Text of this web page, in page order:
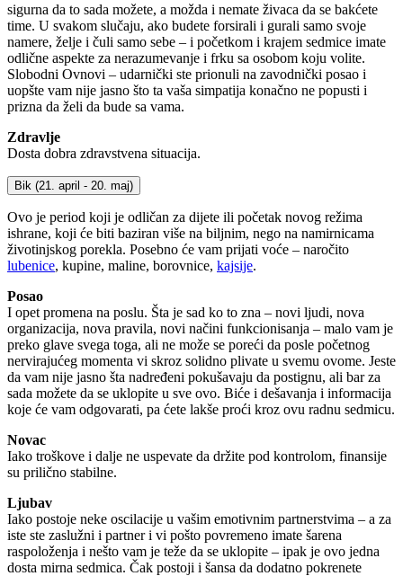
sigurna da to sada možete, a možda i nemate živaca da se bakćete
time. U svakom slučaju, ako budete forsirali i gurali samo svoje
namere, želje i čuli samo sebe – i početkom i krajem sedmice imate
odlične aspekte za nerazumevanje i frku sa osobom koju volite.
Slobodni Ovnovi – udarnički ste prionuli na zavodnički posao i
uopšte vam nije jasno što ta vaša simpatija konačno ne popusti i
prizna da želi da bude sa vama.
Zdravlje
Dosta dobra zdravstvena situacija.
Bik (21. april - 20. maj)
Ovo je period koji je odličan za dijete ili početak novog režima
ishrane, koji će biti baziran više na biljnim, nego na namirnicama
životinjskog porekla. Posebno će vam prijati voće – naročito
lubenice, kupine, maline, borovnice, kajsije.
Posao
I opet promena na poslu. Šta je sad ko to zna – novi ljudi, nova
organizacija, nova pravila, novi načini funkcionisanja – malo vam je
preko glave svega toga, ali ne može se poreći da posle početnog
nervirajućeg momenta vi skroz solidno plivate u svemu ovome. Jeste
da vam nije jasno šta nadređeni pokušavaju da postignu, ali bar za
sada možete da se uklopite u sve ovo. Biće i dešavanja i informacija
koje će vam odgovarati, pa ćete lakše proći kroz ovu radnu sedmicu.
Novac
Iako troškove i dalje ne uspevate da držite pod kontrolom, finansije
su prilično stabilne.
Ljubav
Iako postoje neke oscilacije u vašim emotivnim partnerstvima – a za
iste ste zaslužni i partner i vi pošto povremeno imate šarena
raspoloženja i nešto vam je teže da se uklopite – ipak je ovo jedna
dosta mirna sedmica. Čak postoji i šansa da dodatno pokrenete